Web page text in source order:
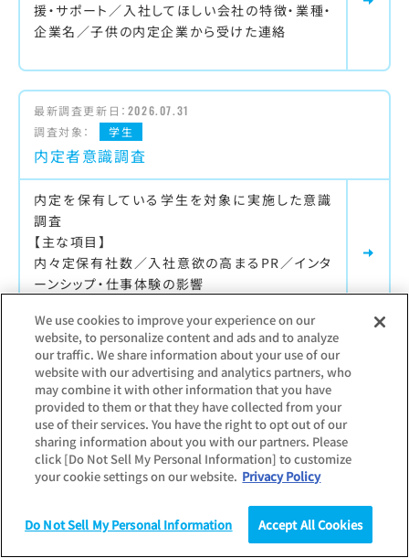
統計（データ） コラム
援・サポート／入社してほしい会社の特徴・業種・
企業名／子供の内定企業から受けた連絡
最新調査更新日： 2026.07.31
調査対象：
学生
内定者意識調査
内定を保有している学生を対象に実施した意識
調査
【主な項目】
内々定保有社数／入社意欲の高まるPR／インタ
ーンシップ・仕事体験の影響
最新調査更新日：2025.12.11
調査対象：
個人
入社半年後調査
学生就職モニターのその後（卒業・入社半年後）
を調査
入社先への就活時満足度と現在の満足度／勤務
先のインターンシップ参加状況／入社前後のギャ
We use cookies to improve your experience on our
website, to personalize content and ads and to analyze
our traffic. We share information about your use of our
website with our advertising and analytics partners, who
may combine it with other information that you have
provided to them or that they have collected from your
use of their services. You have the right to opt out of our
sharing information about you with our partners. Please
click [Do Not Sell My Personal Information] to customize
your cookie settings on our website. Privacy Policy
Do Not Sell My Personal Information Accept All Cookies